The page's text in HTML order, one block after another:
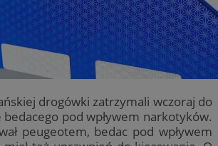
drogówki zatrzymali wczoraj do
pod wpływem narkotyków.
peugeotem, bedac pod wpływem